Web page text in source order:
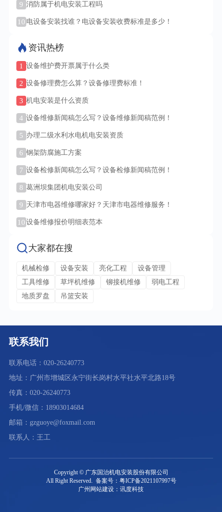
9 消防属于机电安装工程吗
10 电设备安装找谁？电设备安装收费标准是多少！
资讯热榜
1 设备维护费开票属于什么类
2 设备修理费怎么算？设备修理费标准！
3 机电安装是什么资质
4 设备维修新闻稿怎么写？设备维修新闻稿范例！
5 办理二级水利水电机电安装资质
6 钢架防腐施工方案
7 设备检修新闻稿怎么写？设备检修新闻稿范例！
8 葛洲坝集团机电安装公司
9 天津市电器维修哪家好？天津市电器维修服务！
10 设备维修报价明细表范本
大家都在搜
机械检修 设备安装 亮化工程
设备管理
工具维修
草坪机维修 铆接机维修
弱电工程
地质罗盘
吊篮安装
联系我们
联系电话：020-26240773
地址：广州市增城区永宁街长岗村水平社水平北路18号
传真：020-26240773
手机/微信：18903014684
邮箱：gzguoye@foxmail.com
联系人：王工
Copyright © 广东国治机电安装股份有限公司
All Right Reserved. 备案号：粤ICP备2021107997号
广州网站建设：讯度科技